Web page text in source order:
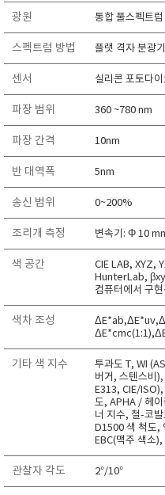
SNDWAY
Solarmeter®
T&D
TAKEMURA
TENMARS
Termoprodukt
TFA Dostmann
THERMO LAB
TOA-DKK
UNITTA
UPRTEK
WATER-I.D
광원 통합 풀스펙트
스펙트럼 방법 플랫 격자 분광기
센서 실리콘 포토다
파장 범위 360 ~780 nm
파장 간격 10nm
반 대역폭 5nm
송신 범위 0~200%
조리개 측정 변속기: Φ 10
색 공간
CIE LAB, XYZ,
HunterLab,
컴퓨터에서 구현
색차 조성
기타 색 지수
투과도 T, WI
버거, 스텐스비
E313, CIE/
도, APHA / 헤
너 지수, 철-코
D1500 색 척도,
EBC(맥주 색소
관찰자 각도 2°/10°